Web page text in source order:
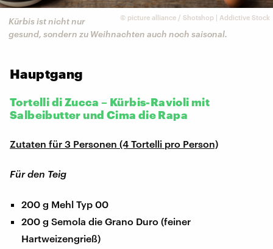
© picture alliance / Shotshop | Addictive Stock
Kürbis ist nicht nur
gesund, sondern zu Weihnachten auch noch saisonal.
Hauptgang
Tortelli di Zucca – Kürbis-Ravioli mit
Salbeibutter und Cima die Rapa
Zutaten für 3 Personen (4 Tortelli pro Person)
Für den Teig
200 g Mehl Typ 00
200 g Semola die Grano Duro (feiner
Hartweizengrieß)